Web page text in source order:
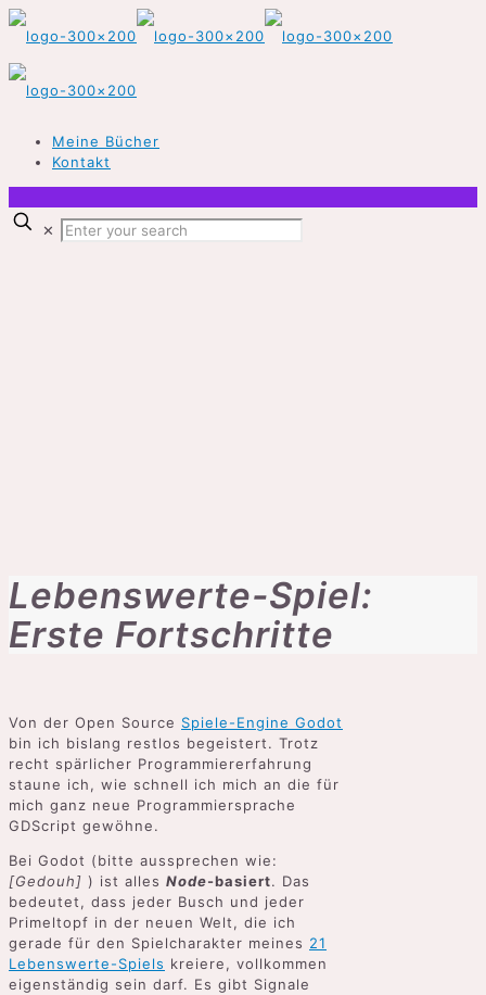
Meine Bücher
Kontakt
✕
Lebenswerte-Spiel:
Erste Fortschritte
Von der Open Source Spiele-Engine Godot
bin ich bislang restlos begeistert. Trotz
recht spärlicher Programmiererfahrung
staune ich, wie schnell ich mich an die für
mich ganz neue Programmiersprache
GDScript gewöhne.
Bei Godot (bitte aussprechen wie:
[Gedouh] ) ist alles Node-basiert. Das
bedeutet, dass jeder Busch und jeder
Primeltopf in der neuen Welt, die ich
gerade für den Spielcharakter meines 21
Lebenswerte-Spiels kreiere, vollkommen
eigenständig sein darf. Es gibt Signale